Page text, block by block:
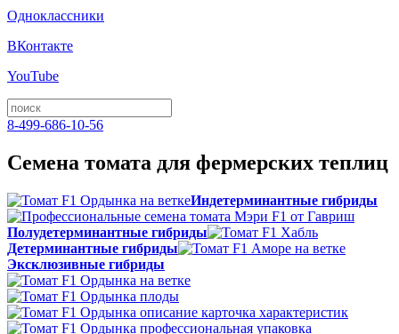
Одноклассники
ВКонтакте
YouTube
8-499-686-10-56
Семена томата для фермерских теплиц
Индетерминантные гибриды
Полудетерминантные гибриды
Детерминантные гибриды
Эксклюзивные гибриды